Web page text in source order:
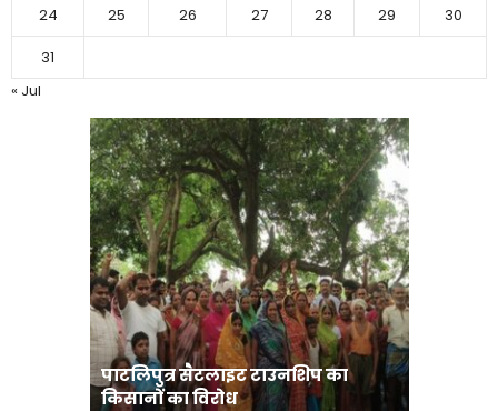
24
25 26 27 28 29
30
31
« Jul
पाटलिपुत्र सैटलाइट टाउनशिप का
किसानों का विरोध